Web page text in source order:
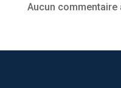
Aucun commentaire